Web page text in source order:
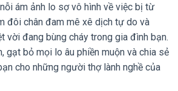
ám ảnh lo sợ vô hình về việc bị từ
đôi chân đam mê xê dịch tự do và
vời đang bùng cháy trong gia đình bạn.
gạt bỏ mọi lo âu phiền muộn và chia sẻ
cho những người thợ lành nghề của